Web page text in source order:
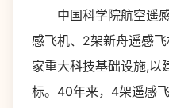
中国科学院航空遥感
感飞机、2架新舟遥感
家重大科技基础设施,以
标。40年来，4架遥感